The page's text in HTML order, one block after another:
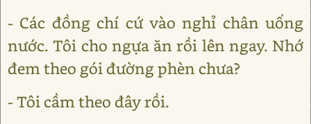
- Các đồng chí cứ vào nghỉ chân uống
nước. Tôi cho ngựa ăn rồi lên ngay. Nhớ
đem theo gói đường phèn chưa?
- Tôi cầm theo đây rồi.